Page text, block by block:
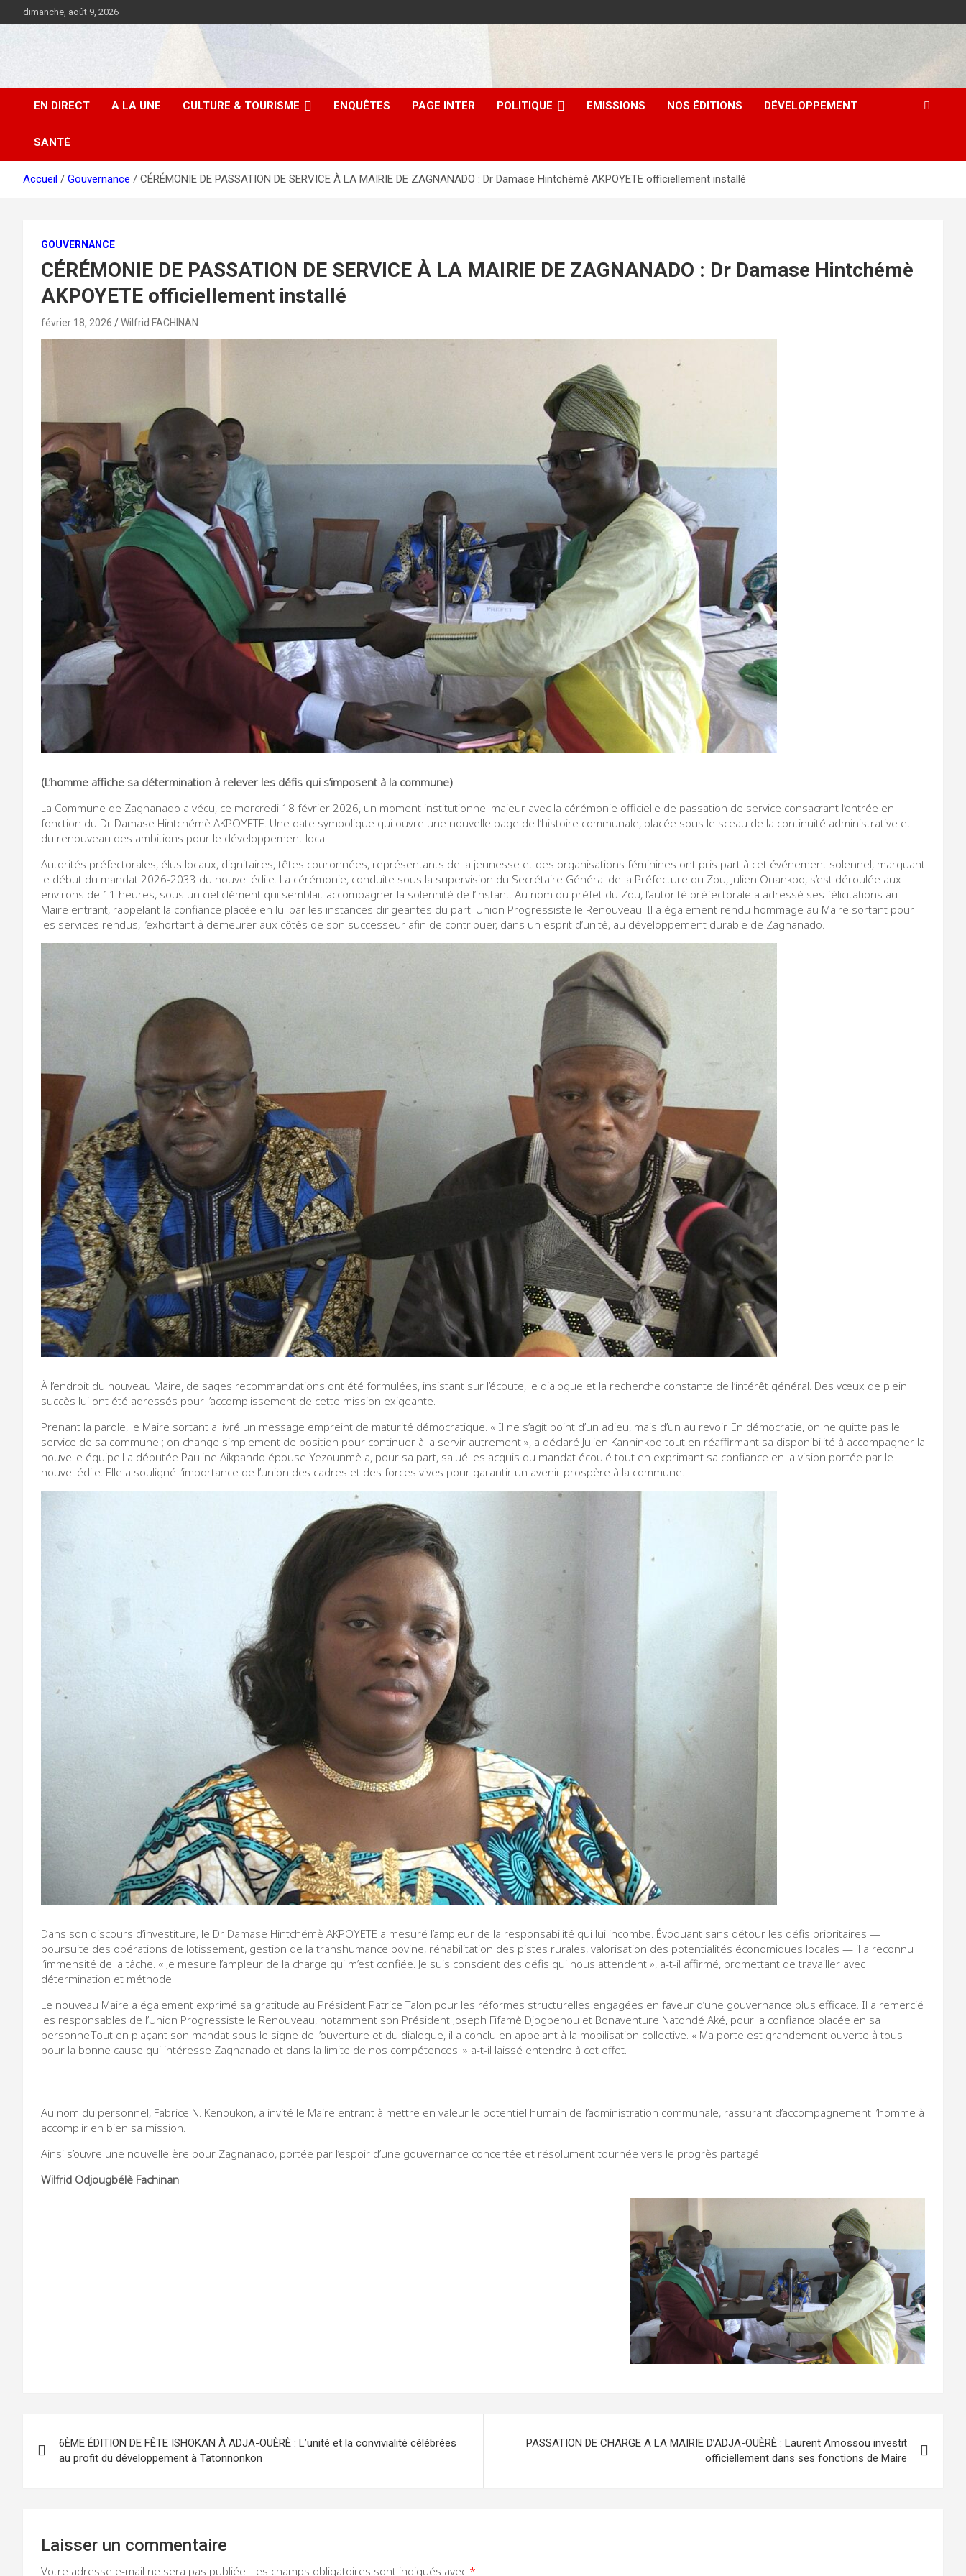
au
dimanche, août 9, 2026
EN DIRECT A LA UNE CULTURE & TOURISME ENQUÊTES PAGE INTER POLITIQUE EMISSIONS NOS ÉDITIONS DÉVELOPPEMENT
SANTÉ
Accueil Gouvernance CÉRÉMONIE DE PASSATION DE SERVICE À LA MAIRIE DE ZAGNANADO : Dr Damase Hintchémè AKPOYETE officiellement installé
GOUVERNANCE
CÉRÉMONIE DE PASSATION DE SERVICE À LA MAIRIE DE ZAGNANADO : Dr Damase Hintchémè
AKPOYETE officiellement installé
février 18, 2026 Wilfrid FACHINAN
(L’homme affiche sa détermination à relever les défis qui s’imposent à la commune)
La Commune de Zagnanado a vécu, ce mercredi 18 février 2026, un moment institutionnel majeur avec la cérémonie officielle de passation de service consacrant l’entrée en
fonction du Dr Damase Hintchémè AKPOYETE. Une date symbolique qui ouvre une nouvelle page de l’histoire communale, placée sous le sceau de la continuité administrative et
du renouveau des ambitions pour le développement local.
Autorités préfectorales, élus locaux, dignitaires, têtes couronnées, représentants de la jeunesse et des organisations féminines ont pris part à cet événement solennel, marquant
le début du mandat 2026-2033 du nouvel édile. La cérémonie, conduite sous la supervision du Secrétaire Général de la Préfecture du Zou, Julien Ouankpo, s’est déroulée aux
environs de 11 heures, sous un ciel clément qui semblait accompagner la solennité de l’instant. Au nom du préfet du Zou, l’autorité préfectorale a adressé ses félicitations au
Maire entrant, rappelant la confiance placée en lui par les instances dirigeantes du parti Union Progressiste le Renouveau. Il a également rendu hommage au Maire sortant pour
les services rendus, l’exhortant à demeurer aux côtés de son successeur afin de contribuer, dans un esprit d’unité, au développement durable de Zagnanado.
À l’endroit du nouveau Maire, de sages recommandations ont été formulées, insistant sur l’écoute, le dialogue et la recherche constante de l’intérêt général. Des vœux de plein
succès lui ont été adressés pour l’accomplissement de cette mission exigeante.
Prenant la parole, le Maire sortant a livré un message empreint de maturité démocratique. « Il ne s’agit point d’un adieu, mais d’un au revoir. En démocratie, on ne quitte pas le
service de sa commune ; on change simplement de position pour continuer à la servir autrement », a déclaré Julien Kanninkpo tout en réaffirmant sa disponibilité à accompagner la
nouvelle équipe.La députée Pauline Aikpando épouse Yezounmè a, pour sa part, salué les acquis du mandat écoulé tout en exprimant sa confiance en la vision portée par le
nouvel édile. Elle a souligné l’importance de l’union des cadres et des forces vives pour garantir un avenir prospère à la commune.
Dans son discours d’investiture, le Dr Damase Hintchémè AKPOYETE a mesuré l’ampleur de la responsabilité qui lui incombe. Évoquant sans détour les défis prioritaires —
poursuite des opérations de lotissement, gestion de la transhumance bovine, réhabilitation des pistes rurales, valorisation des potentialités économiques locales — il a reconnu
l’immensité de la tâche. « Je mesure l’ampleur de la charge qui m’est confiée. Je suis conscient des défis qui nous attendent », a-t-il affirmé, promettant de travailler avec
détermination et méthode.
Le nouveau Maire a également exprimé sa gratitude au Président Patrice Talon pour les réformes structurelles engagées en faveur d’une gouvernance plus efficace. Il a remercié
les responsables de l’Union Progressiste le Renouveau, notamment son Président Joseph Fifamè Djogbenou et Bonaventure Natondé Aké, pour la confiance placée en sa
personne.Tout en plaçant son mandat sous le signe de l’ouverture et du dialogue, il a conclu en appelant à la mobilisation collective. « Ma porte est grandement ouverte à tous
pour la bonne cause qui intéresse Zagnanado et dans la limite de nos compétences. » a-t-il laissé entendre à cet effet.
Au nom du personnel, Fabrice N. Kenoukon, a invité le Maire entrant à mettre en valeur le potentiel humain de l’administration communale, rassurant d’accompagnement l’homme à
accomplir en bien sa mission.
Ainsi s’ouvre une nouvelle ère pour Zagnanado, portée par l’espoir d’une gouvernance concertée et résolument tournée vers le progrès partagé.
Wilfrid Odjougbélè Fachinan
de
l’article
6ÈME ÉDITION DE FÊTE ISHOKAN À ADJA-OUÈRÈ : L’unité et la convivialité célébrées
au profit du développement à Tatonnonkon
PASSATION DE CHARGE A LA MAIRIE D’ADJA-OUÈRÈ : Laurent Amossou investit
officiellement dans ses fonctions de Maire
Laisser un commentaire
Votre adresse e-mail ne sera pas publiée. Les champs obligatoires sont indiqués avec *